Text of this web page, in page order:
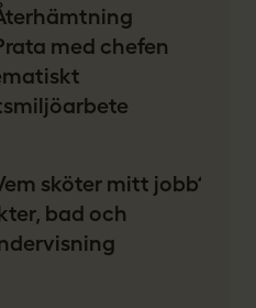
med chefen
sköter mitt jobb?
bad och